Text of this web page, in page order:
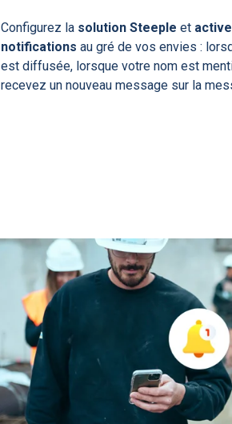
Configurez la solution Steeple et
notifications au gré de vos envies :
est diffusée, lorsque votre nom est
recevez un nouveau message sur la